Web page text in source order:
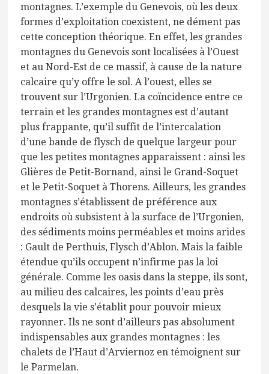
montagnes. L’exemple du Genevois, où les deux
formes d’exploitation coexistent, ne dément pas
cette conception théorique. En effet, les grandes
montagnes du Genevois sont localisées à l’Ouest
et au Nord-Est de ce massif, à cause de la nature
calcaire qu’y offre le sol. A l’ouest, elles se
trouvent sur l’Urgonien. La coïncidence entre ce
terrain et les grandes montagnes est d’autant
plus frappante, qu’il suffit de l’intercalation
d’une bande de flysch de quelque largeur pour
que les petites montagnes apparaissent : ainsi les
Glières de Petit-Bornand, ainsi le Grand-Soquet
et le Petit-Soquet à Thorens. Ailleurs, les grandes
montagnes s’établissent de préférence aux
endroits où subsistent à la surface de l’Urgonien,
des sédiments moins perméables et moins arides
: Gault de Perthuis, Flysch d’Ablon. Mais la faible
étendue qu’ils occupent n’infirme pas la loi
générale. Comme les oasis dans la steppe, ils sont,
au milieu des calcaires, les points d’eau près
desquels la vie s’établit pour pouvoir mieux
rayonner. Ils ne sont d’ailleurs pas absolument
indispensables aux grandes montagnes : les
chalets de l’Haut d’Arviernoz en témoignent sur
le Parmelan.